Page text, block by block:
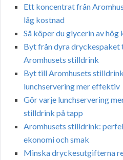
Ett koncentrat från
låg kostnad
Så köper du glycerin av
Byt från dyra dryckespaket
Aromhusets stilldrink
Byt till Aromhusets
lunchservering mer effektiv
Gör varje lunchservering
stilldrink på tapp
Aromhusets stilldrink:
ekonomi och smak
Minska dryckesutgifterna